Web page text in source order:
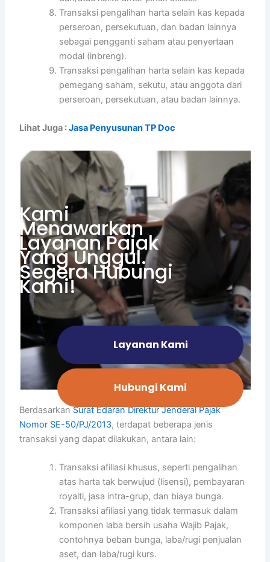
Transaksi pengalihan harta selain kas kepada
perseroan, persekutuan, dan badan lainnya
sebagai pengganti saham atau penyertaan
modal (inbreng).
Transaksi pengalihan harta selain kas kepada
pemegang saham, sekutu, atau anggota dari
perseroan, persekutuan, atau badan lainnya.
Lihat Juga :Jasa Penyusunan TP Doc
Kami
Menawarkan
Layanan Pajak
Yang Unggul.
Segera Hubungi
Kami!
Layanan Kami
Hubungi Kami
BerdasarkanSurat Edaran Direktur Jenderal Pajak
Nomor SE-50/PJ/2013, terdapat beberapa jenis
transaksi yang dapat dilakukan, antara lain:
Transaksi afiliasi khusus, seperti pengalihan
atas harta tak berwujud (lisensi), pembayaran
royalti, jasa intra-grup, dan biaya bunga.
Transaksi afiliasi yang tidak termasuk dalam
komponen laba bersih usaha Wajib Pajak,
contohnya beban bunga, laba/rugi penjualan
aset, dan laba/rugi kurs.